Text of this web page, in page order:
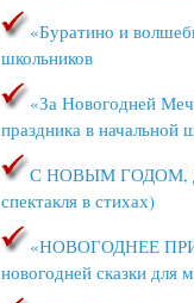
«Буратино и
школьников
«За Новогодней
праздника в начальной
С НОВЫМ ГОДОМ,
спектакля в стихах)
«НОВОГОДНЕЕ
новогодней сказки для